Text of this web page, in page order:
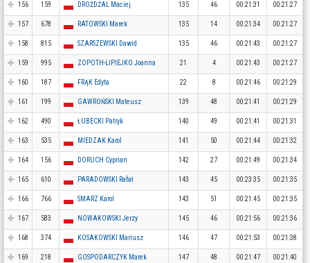
156 159 DROŻDŻAL Maciej 135 46 00:21:31 00:21:27
157 678 RATOWSKI Marek 135 14 00:21:34 00:21:27
158 815 SZARSZEWSKI Dawid 135 46 00:21:43 00:21:27
159 995 ZOPOTH-LIPIEJKO Joanna 21 4 00:21:43 00:21:27
160 187 FRĄK Edyta 22 8 00:21:46 00:21:29
161 199 GAWROŃSKI Mateusz 139 48 00:21:41 00:21:29
162 490 ŁUBECKI Patryk 140 49 00:21:41 00:21:31
163 535 MIEDZAK Karol 141 50 00:21:44 00:21:32
164 156 DORUCH Cyprian 142 27 00:21:49 00:21:34
165 610 PARADOWSKI Rafał 143 45 00:23:35 00:21:35
166 766 SMARZ Karol 143 51 00:21:45 00:21:35
167 583 NOWAKOWSKI Jerzy 145 46 00:21:56 00:21:36
168 374 KOSAKOWSKI Mariusz 146 47 00:21:53 00:21:38
169 218 GOSPODARCZYK Marek 147 48 00:21:47 00:21:40